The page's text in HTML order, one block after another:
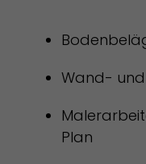
Wand-
Plan